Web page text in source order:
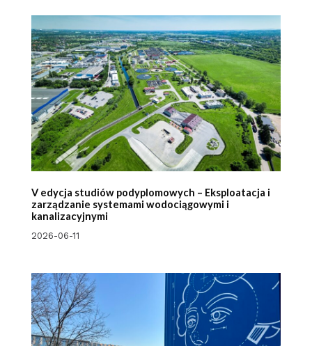
V edycja studiów podyplomowych – Eksploatacja i
zarządzanie systemami wodociągowymi i
kanalizacyjnymi
2026-06-11